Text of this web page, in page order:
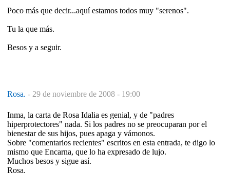
Poco más que decir...aquí estamos todos muy "serenos".
Tu la que más.
Besos y a seguir.
Rosa. - 29 de noviembre de 2008 - 19:00
Inma, la carta de Rosa Idalia es genial, y de "padres
hiperprotectores" nada. Si los padres no se preocuparan por el
bienestar de sus hijos, pues apaga y vámonos.
Sobre "comentarios recientes" escritos en esta entrada, te digo lo
mismo que Encarna, que lo ha expresado de lujo.
Muchos besos y sigue así.
Rosa.